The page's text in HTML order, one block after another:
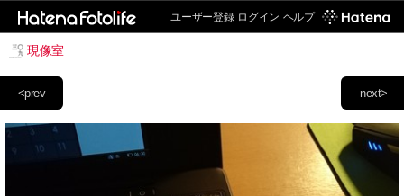
ユーザー登録 ログイン ヘルプ
現像室
next>
<prev